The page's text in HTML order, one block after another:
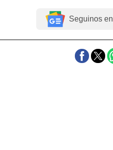
Seguinos en